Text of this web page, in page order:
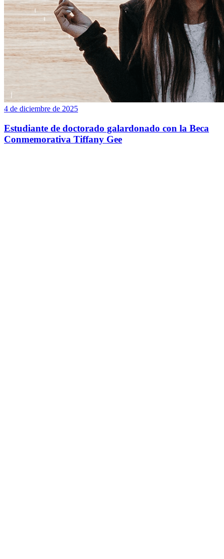
4 de diciembre de 2025
Estudiante de doctorado galardonado con la Beca
Conmemorativa Tiffany Gee